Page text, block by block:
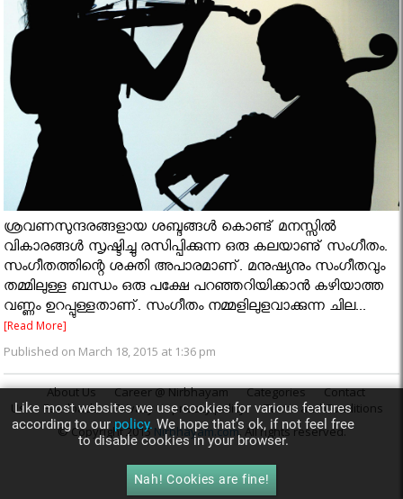
ശ്രവണസുന്ദരങ്ങളായ ശബ്ദങ്ങൾ കൊണ്ട് മനസ്സിൽ
വികാരങ്ങൾ സൃഷ്ടിച്ചു രസിപ്പിക്കുന്ന ഒരു കലയാണു് സംഗീതം.
സംഗീതത്തിന്റെ ശക്തി അപാരമാണ്‌. മനുഷ്യനും സംഗീതവും
തമ്മിലുള്ള ബന്ധം ഒരു പക്ഷേ പറഞ്ഞറിയിക്കാൻ കഴിയാത്ത
വണ്ണം ഉറപ്പുള്ളതാണ്. സംഗീതം നമ്മളിലുളവാക്കുന്ന ചില...
[Read More]
Published on March 18, 2015 at 1:36 pm
About Us Career @ Nirbhayam Categories
Contact
Us
Feedback Privacy privacy policy
Terms and Conditions
© Copyright 2015Nirbhayam.com. All rights reserved.
Like most websites we use cookies for various features
according to ourpolicy.We hope that’s ok, if not feel free
to disable cookies in your browser.
Nah! Cookies are fine!